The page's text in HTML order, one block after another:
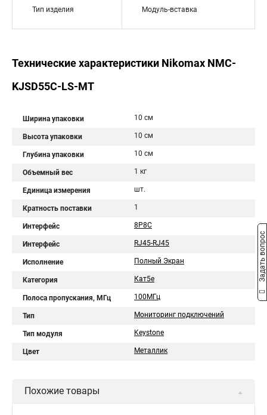
Тип изделия Модуль-вставка
Технические характеристики Nikomax NMC-
KJSD55C-LS-MT
Ширина упаковки 10 см
Высота упаковки 10 см
Глубина упаковки 10 см
Объемный вес 1 кг
Единица измерения шт.
Кратность поставки 1
Интерфейс 8P8C
Интерфейс RJ45-RJ45
Исполнение Полный Экран
Категория Кат5e
Полоса пропускания, МГц 100МГц
Тип Мониторинг подключений
Тип модуля Keystone
Цвет Металлик
Похожие товары
Задать вопрос